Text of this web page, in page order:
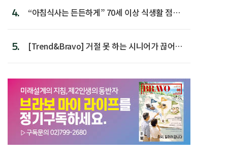
4.
“아침식사는 든든하게” 70세 이상 식생활 점수
5.
[Trend&Bravo] 거절 못 하는 시니어가 끊어야